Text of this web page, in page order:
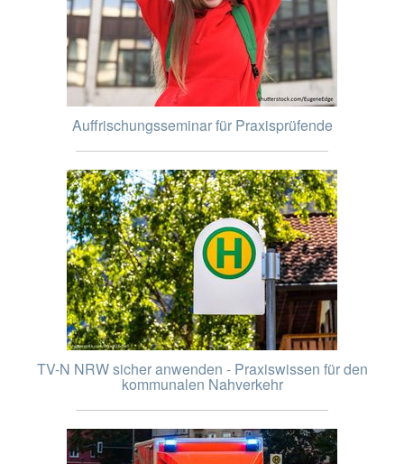
Auffrischungsseminar für Praxisprüfende
TV-N NRW sicher anwenden - Praxiswissen für den
kommunalen Nahverkehr